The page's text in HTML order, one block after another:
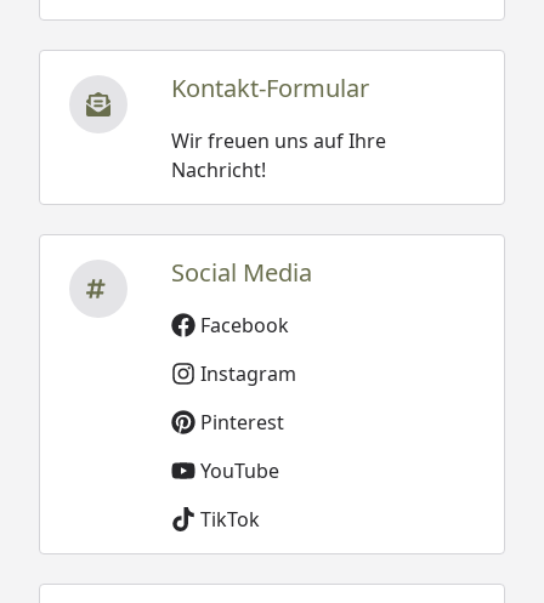
Kontakt-Formular
Wir freuen uns auf Ihre
Nachricht!
Social Media
Facebook
Instagram
Pinterest
YouTube
TikTok